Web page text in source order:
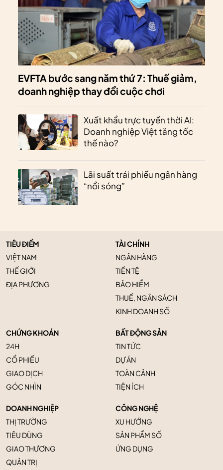
EVFTA bước sang năm thứ 7: Thuế giảm,
doanh nghiệp thay đổi cuộc chơi
Xuất khẩu trực tuyến thời AI:
Doanh nghiệp Việt tăng tốc
thế nào?
Lãi suất trái phiếu ngân hàng
“nổi sóng”
TIÊU ĐIỂM
VIỆT NAM
THẾ GIỚI
ĐỊA PHƯƠNG
TÀI CHÍNH
NGÂN HÀNG
TIỀN TỆ
BẢO HIỂM
THUẾ, NGÂN SÁCH
KINH DOANH SỐ
CHỨNG KHOÁN
24H
CỔ PHIẾU
GIAO DỊCH
GÓC NHÌN
BẤT ĐỘNG SẢN
TIN TỨC
DỰ ÁN
TOÀN CẢNH
TIỆN ÍCH
DOANH NGHIỆP
THỊ TRƯỜNG
TIÊU DÙNG
GIAO THƯƠNG
QUẢN TRỊ
CÔNG NGHỆ
XU HƯỚNG
SẢN PHẨM SỐ
ỨNG DỤNG